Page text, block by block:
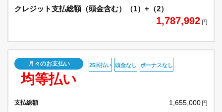
クレジット支払総額（頭金含む）（1）+（2）
1,787,992 円
月々のお支払い
均等払い
25回払い 頭金なし ボーナスなし
支払総額 1,655,000 円